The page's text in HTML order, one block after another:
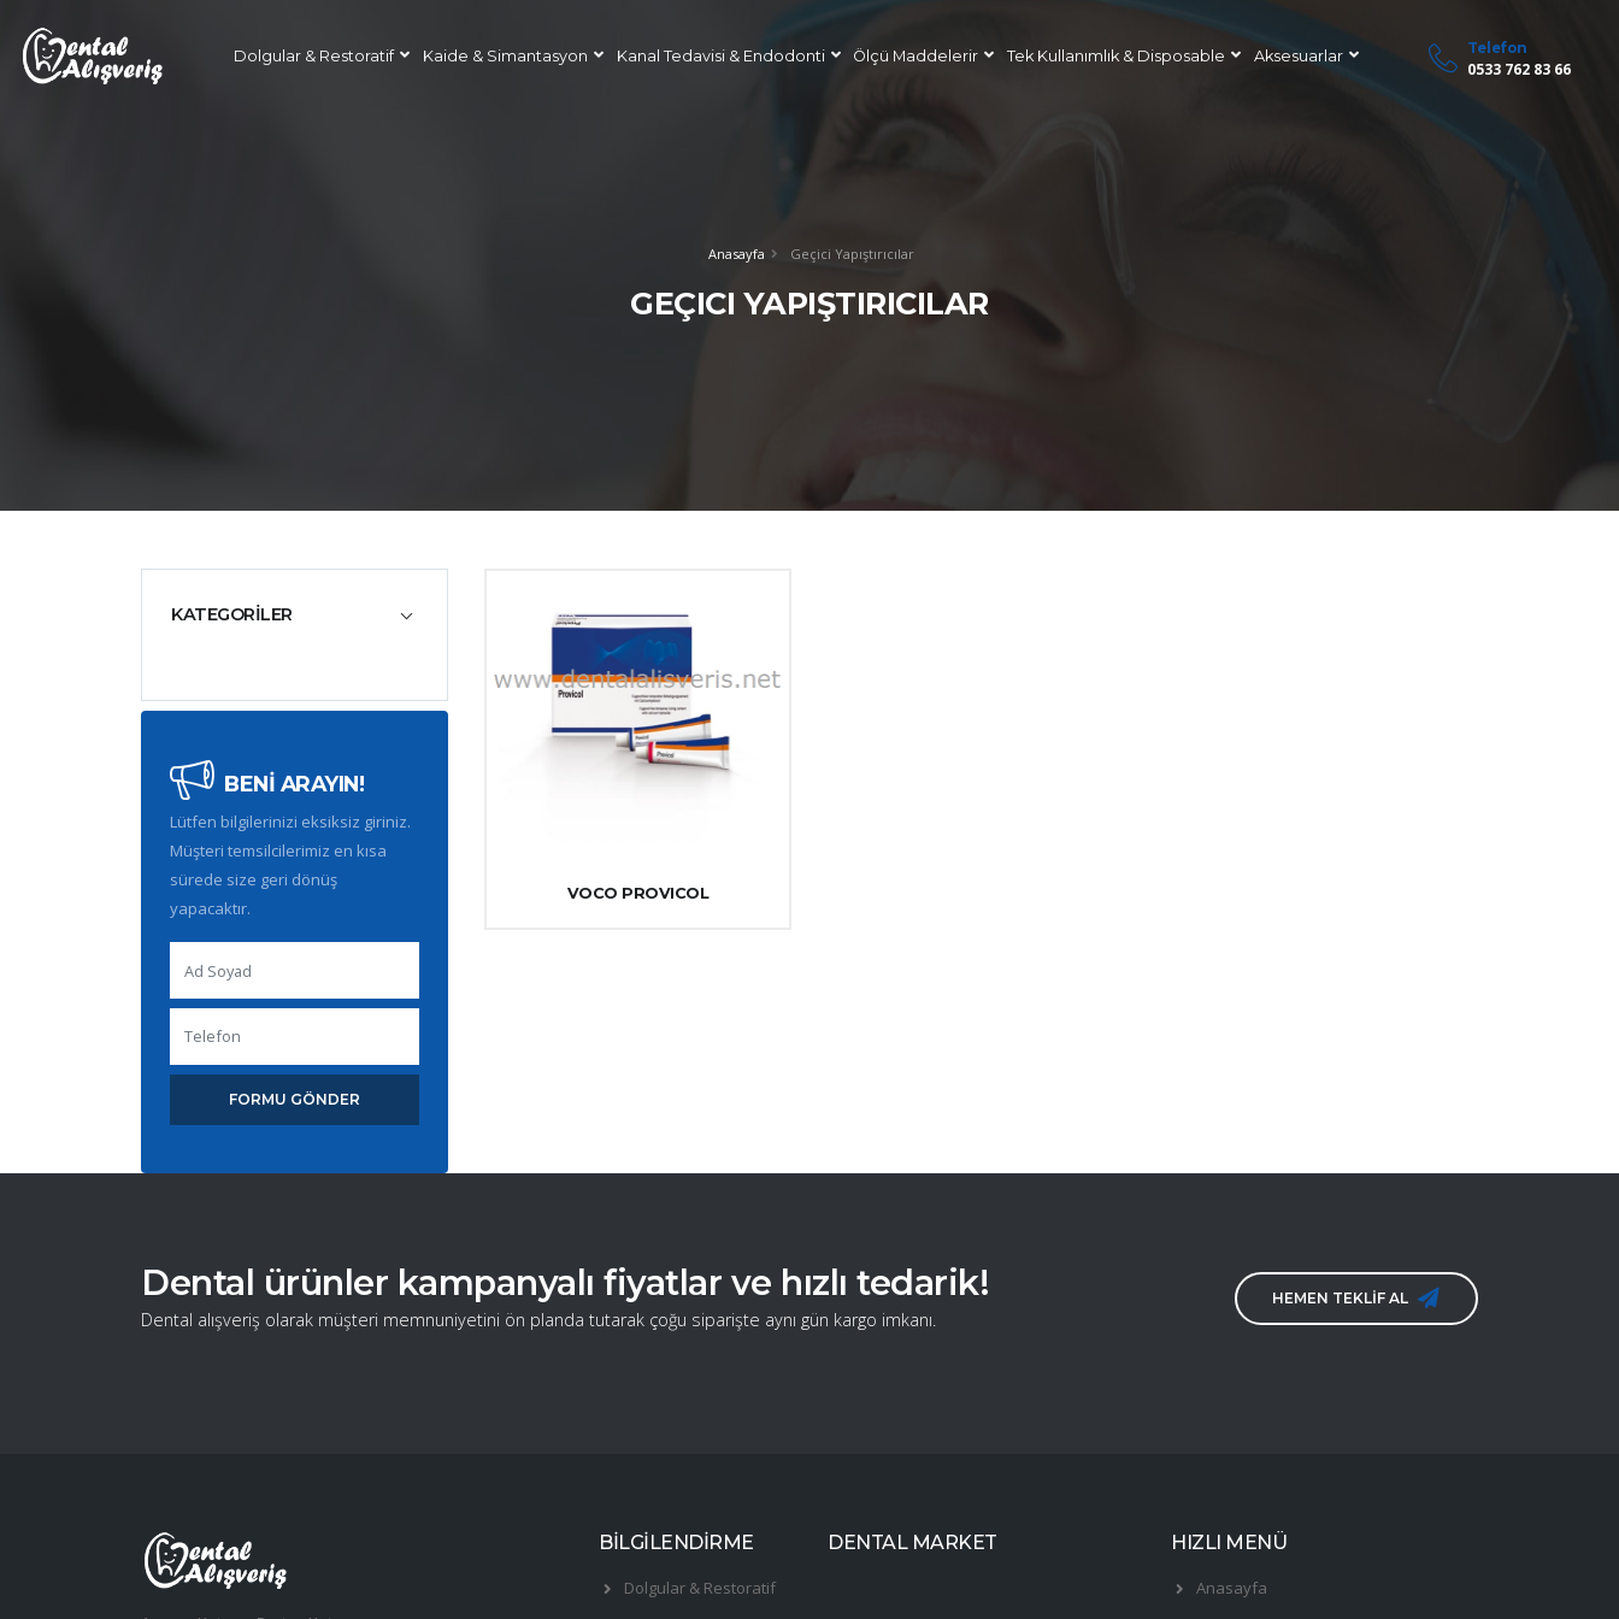
Dolgular & Restoratif Kaide & Simantasyon Kanal Tedavisi & Endodonti Ölçü Maddelerir Tek Kullanımlık & Disposable Aksesuarlar Telefon
0533 762 83 66
Anasayfa Geçici Yapıştırıcılar
GEÇICI YAPIŞTIRICILAR
KATEGORİLER
BENİ ARAYIN!
Lütfen bilgilerinizi eksiksiz giriniz.
Müşteri temsilcilerimiz en kısa
sürede size geri dönüş
yapacaktır.
FORMU GÖNDER
VOCO PROVICOL
Dental ürünler kampanyalı fiyatlar ve hızlı tedarik!
Dental alışveriş olarak müşteri memnuniyetini ön planda tutarak çoğu siparişte aynı gün kargo imkanı.
HEMEN TEKLİF AL
BİLGİLENDİRME
Dolgular & Restoratif
DENTAL MARKET HIZLI MENÜ
Anasayfa